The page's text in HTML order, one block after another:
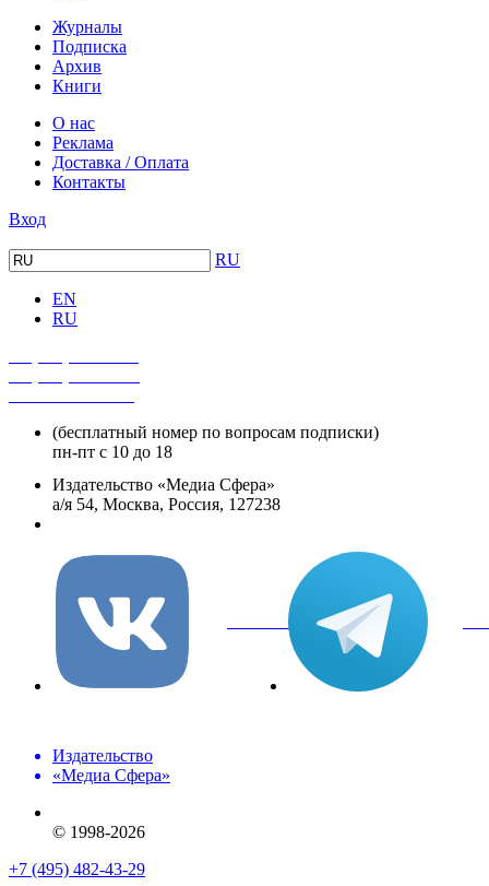
Журналы
Подписка
Архив
Книги
О нас
Реклама
Доставка / Оплата
Контакты
Вход
RU
EN
RU
(бесплатный номер по вопросам подписки)
пн-пт с 10 до 18
Издательство «Медиа Сфера»
а/я 54, Москва, Россия, 127238
вКонтакте
Издательство
«Медиа Сфера»
© 1998-2026
+7 (495) 482-43-29